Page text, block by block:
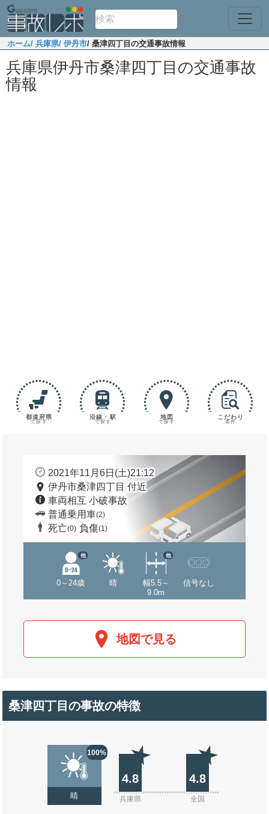
ホーム/ 兵庫県/ 伊丹市/ 桑津四丁目の交通事故情報
兵庫県伊丹市桑津四丁目の交通事故
情報
都道府県
で探す
沿線・駅
で探す
地図
で探す
こだわり
条件
2021年11月6日(土)21:12
伊丹市桑津四丁目 付近
車両相互 小破事故
普通乗用車(2)
死亡(0) 負傷(1)
0～24歳
他
晴
幅5.5～
9.0m
他
信号なし
地図で見る
桑津四丁目の事故の特徴
100%
晴
4.8 4.8
兵庫県 全国